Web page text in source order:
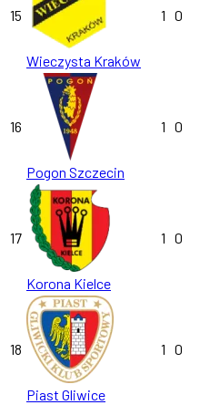
15
Wieczysta Kraków
1 0
16
Pogon Szczecin
1 0
17
Korona Kielce
1 0
18
Piast Gliwice
1 0